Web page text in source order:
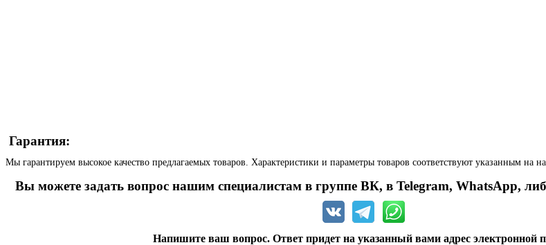
Гарантия:
Мы гарантируем высокое качество предлагаемых товаров. Характеристики и параметры товаров соответствуют указанным на
Вы можете задать вопрос нашим специалистам в группе ВК, в Telegram, WhatsApp,
Напишите ваш вопрос. Ответ придет на указанный вами адрес электронной